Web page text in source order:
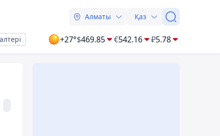
Алматы Қаз
+27°$469.85 €542.16 ₽5.78